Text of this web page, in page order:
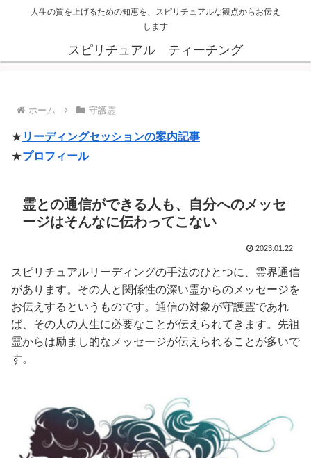
人生の質を上げるための知恵を、スピリチュアルな観点からお伝え
します
スピリチュアル ティーチング
ホーム 守護霊
★ リーディングセッションの案内記事
★プロフィール
霊との通信ができる人も、自分へのメッセ
ージはそんなに伝わってこない
2023.01.22
スピリチュアルリーディングの手法のひとつに、霊界通信
があります。その人と関係性の深い霊からのメッセージを
お伝えするというものです。通信の対象が守護霊であれ
ば、その人の人生に必要なことが伝えられてきます。先祖
霊からは励まし的なメッセージが伝えられることが多いで
す。